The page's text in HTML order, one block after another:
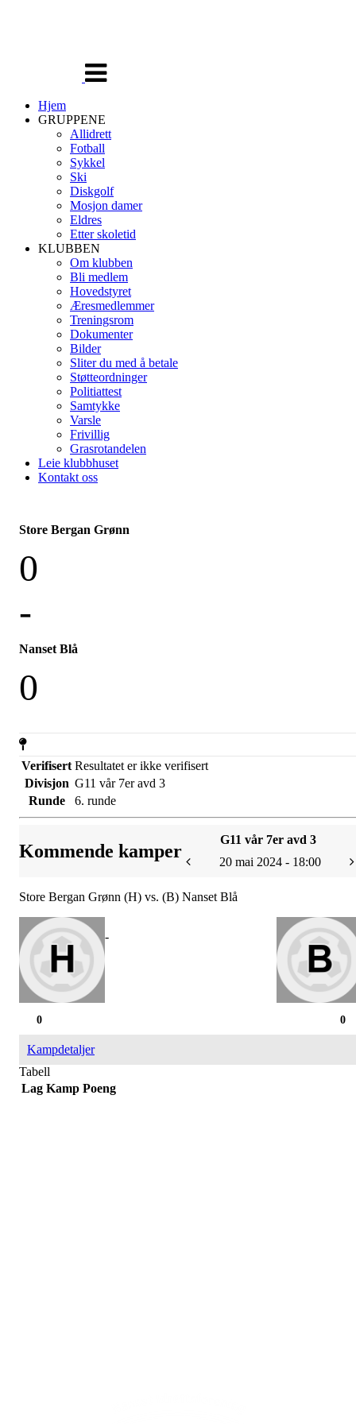
navigasjon
Hjem
GRUPPENE
Allidrett
Fotball
Sykkel
Ski
Diskgolf
Mosjon damer
Eldres
Etter skoletid
KLUBBEN
Om klubben
Bli medlem
Hovedstyret
Æresmedlemmer
Treningsrom
Dokumenter
Bilder
Sliter du med å betale
Støtteordninger
Politiattest
Samtykke
Varsle
Frivillig
Grasrotandelen
Leie klubbhuset
Kontakt oss
Store Bergan Grønn
0
-
Nanset Blå
0
Verifisert Resultatet er ikke verifisert
Divisjon G11 vår 7er avd 3
Runde
6. runde
Kommende kamper
G11 vår 7er avd 3
20 mai 2024 - 18:00
Store Bergan Grønn (H) vs. (B) Nanset Blå
-
0
0
Kampdetaljer
Tabell
Lag Kamp Poeng